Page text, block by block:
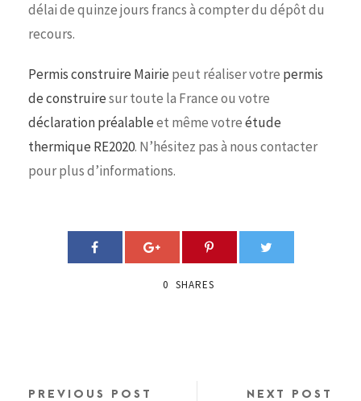
délai de quinze jours francs à compter du dépôt du
recours.
Permis construire Mairie peut réaliser votre permis
de construiresur toute la France ou votre
déclaration préalableet même votreétude
thermique RE2020. N’hésitez pas à nous contacter
pour plus d’informations.
0 SHARES
PREVIOUS POST NEXT POST